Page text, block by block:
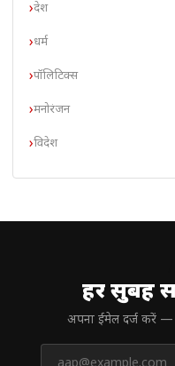
देश
धर्म
पॉलिटिक्स
मनोरंजन
विदेश
हर सुबह
अपना ईमेल दर्ज करें —